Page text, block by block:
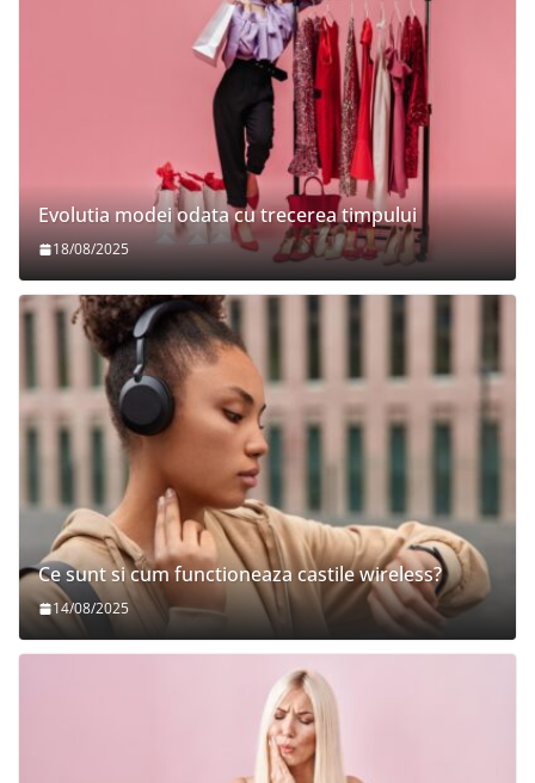
Evolutia modei odata cu trecerea timpului
18/08/2025
Ce sunt si cum functioneaza castile wireless?
14/08/2025